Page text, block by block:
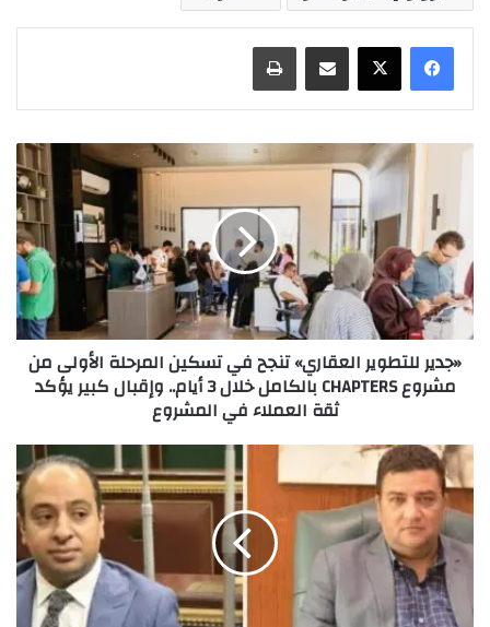
مشاركة عبر البريد طباعة
«جدير للتطوير العقاري» تنجح في تسكين المرحلة الأولى من
مشروع CHAPTERS بالكامل خلال 3 أيام.. وإقبال كبير يؤكد
ثقة العملاء في المشروع